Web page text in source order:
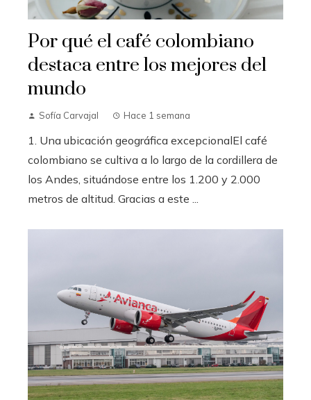
Por qué el café colombiano
destaca entre los mejores del
mundo
Sofía Carvajal Hace 1 semana
1. Una ubicación geográfica excepcionalEl café
colombiano se cultiva a lo largo de la cordillera de
los Andes, situándose entre los 1.200 y 2.000
metros de altitud. Gracias a este ...